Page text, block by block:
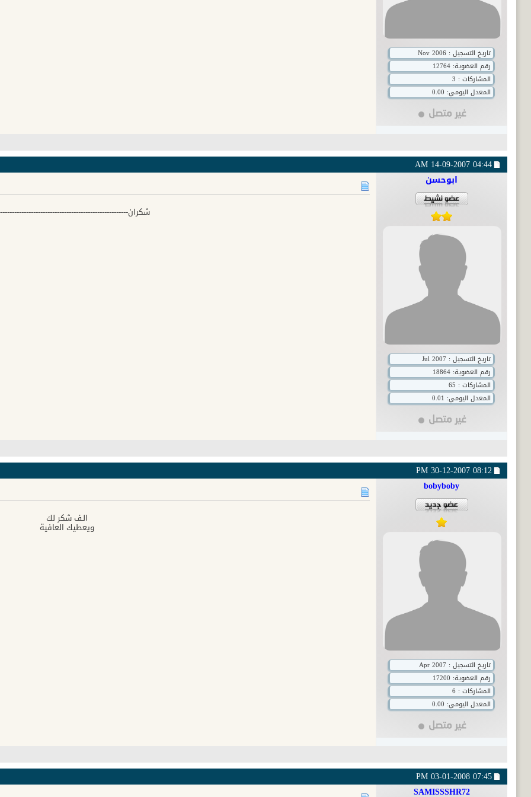
تاريخ التسجيل : Nov 2006
رقم العضوية:
المشاركات : 3
المعدل اليومي: 0.00
14-09-200704:44 AM
ابوحسن
تاريخ التسجيل : Jul 2007
رقم العضوية:
المشاركات : 65
المعدل اليومي: 0.01
30-12-200708:12 PM
bobyboby
تاريخ التسجيل : Apr 2007
رقم العضوية:
المشاركات : 6
المعدل اليومي: 0.00
الـف شكر لك
ويعطيك العافية
03-01-200807:45 PM
SAMISSSHR72